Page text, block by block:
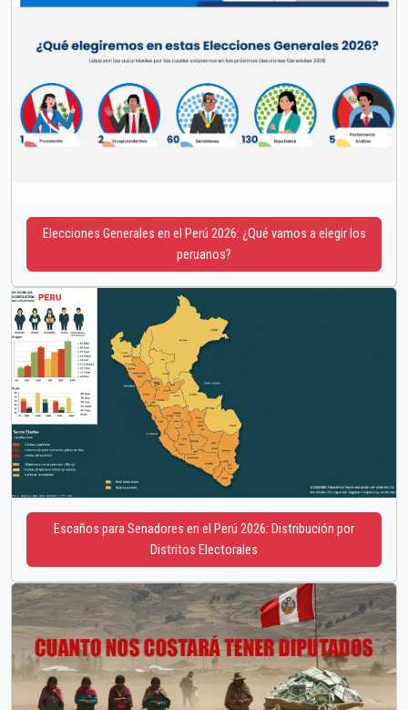
Elecciones Generales en el Perú 2026: ¿Qué vamos a elegir los
peruanos?
Escaños para Senadores en el Perú 2026: Distribución por
Distritos Electorales